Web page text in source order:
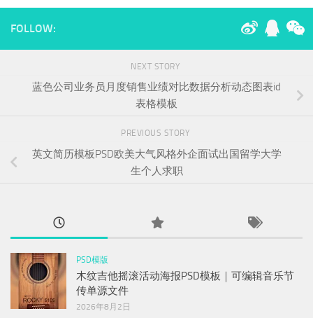
FOLLOW:
NEXT STORY
蓝色公司业务员月度销售业绩对比数据分析动态图表id
表格模板
PREVIOUS STORY
英文简历模板PSD欧美大气风格外企面试出国留学大学
生个人求职
PSD模版
木纹吉他摇滚活动海报PSD模板｜可编辑音乐节
传单源文件
2026年8月2日